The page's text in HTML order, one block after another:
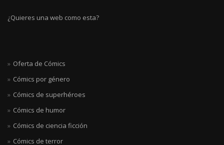
¿Quieres una web como esta?
Oferta de Cómics
Cómics por género
Cómics de superhéroes
Cómics de humor
Cómics de ciencia ficción
Cómics de terror